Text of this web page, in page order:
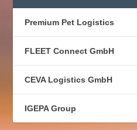
Premium Pet Logistics
FLEET Connect GmbH
CEVA Logistics GmbH
IGEPA Group